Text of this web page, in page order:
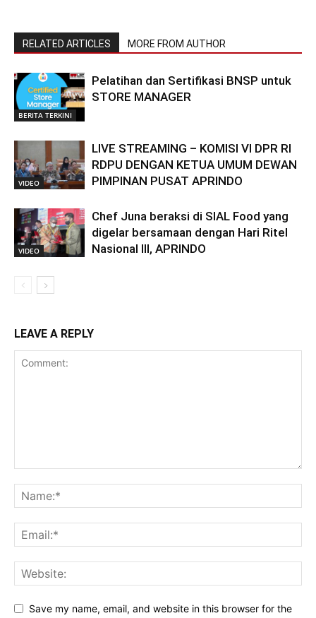
RELATED ARTICLES MORE FROM AUTHOR
BERITA TERKINI
Pelatihan dan Sertifikasi BNSP untuk
STORE MANAGER
VIDEO
LIVE STREAMING – KOMISI VI DPR RI
RDPU DENGAN KETUA UMUM DEWAN
PIMPINAN PUSAT APRINDO
VIDEO
Chef Juna beraksi di SIAL Food yang
digelar bersamaan dengan Hari Ritel
Nasional III, APRINDO
LEAVE A REPLY
Save my name, email, and website in this browser for the